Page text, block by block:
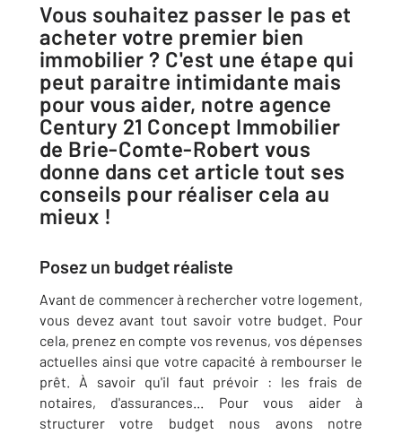
Vous souhaitez passer le pas et
acheter votre premier bien
immobilier ? C'est une étape qui
peut paraitre intimidante mais
pour vous aider, notre agence
Century 21 Concept Immobilier
de Brie-Comte-Robert vous
donne dans cet article tout ses
conseils pour réaliser cela au
mieux !
Posez un budget réaliste
Avant de commencer à rechercher votre logement,
vous devez avant tout savoir votre budget. Pour
cela, prenez en compte vos revenus, vos dépenses
actuelles ainsi que votre capacité à rembourser le
prêt. À savoir qu'il faut prévoir : les frais de
notaires, d'assurances... Pour vous aider à
structurer votre budget nous avons notre